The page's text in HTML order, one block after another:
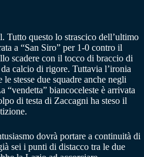
Tutto questo lo strascico dell’ultimo
a “San Siro” per 1-0 contro il
scadere con il tocco di braccio di
calcio di rigore. Tuttavia l’ironia
stesse due squadre anche negli
biancoceleste è arrivata
di testa di Zaccagni ha steso il
dovrà portare a continuità di
sei i punti di distacco tra le due